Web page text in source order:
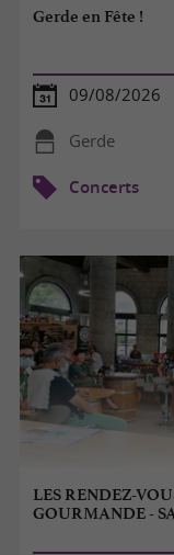
Gerde en Fête !
09/08/2026
Gerde
Concerts
LES RENDEZ-
GOURMANDE -